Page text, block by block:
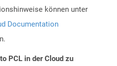
können unter
Documentation
PCL in der Cloud zu